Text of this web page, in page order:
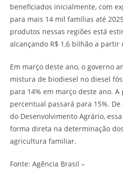
beneficiados inicialmente, com
para mais 14 mil famílias até
produtos nessas regiões está
alcançando R$ 1,6 bilhão a partir
Em março deste ano, o governo
mistura de biodiesel no diesel
para 14% em março deste ano.
percentual passará para 15%.
do Desenvolvimento Agrário,
forma direta na determinação
agricultura familiar.
Fonte: Agência Brasil –